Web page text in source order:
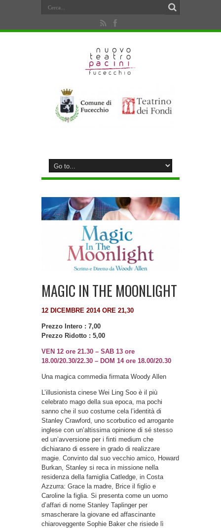
MAGIC IN THE MOONLIGHT
12 DICEMBRE 2014 ORE 21,30
Prezzo Intero : 7,00
Prezzo Ridotto : 5,00
VEN 12 ore 21.30 – SAB 13 ore
18.00/20.30/22.30 – DOM 14 ore 18.00/20.30
Una magica commedia firmata Woody Allen
L’illusionista cinese Wei Ling Soo è il più
celebrato mago della sua epoca, ma pochi
sanno che il suo costume cela l’identità di
Stanley Crawford, uno scorbutico ed arrogante
inglese con un’altissima opinione di sé stesso
ed un’avversione per i finti medium che
dichiarano di essere in grado di realizzare
magie. Convinto dal suo vecchio amico, Howard
Burkan, Stanley si reca in missione nella
residenza della famiglia Catledge, in Costa
Azzurra: Grace la madre, Brice il figlio e
Caroline la figlia. Si presenta come un uomo
d’affari di nome Stanley Taplinger per
smascherare la giovane ed affascinante
chiaroveggente Sophie Baker che risiede lì